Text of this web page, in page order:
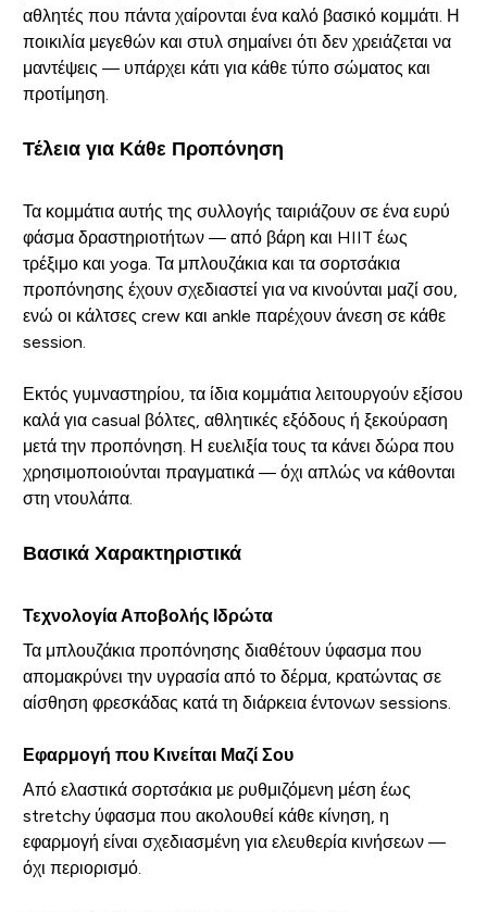
αθλητές που πάντα χαίρονται ένα καλό βασικό κομμάτι. Η
ποικιλία μεγεθών και στυλ σημαίνει ότι δεν χρειάζεται να
μαντέψεις — υπάρχει κάτι για κάθε τύπο σώματος και
προτίμηση.
Τέλεια για Κάθε Προπόνηση
Τα κομμάτια αυτής της συλλογής ταιριάζουν σε ένα ευρύ
φάσμα δραστηριοτήτων — από βάρη και HIIT έως
τρέξιμο και yoga. Τα μπλουζάκια και τα σορτσάκια
προπόνησης έχουν σχεδιαστεί για να κινούνται μαζί σου,
ενώ οι κάλτσες crew και ankle παρέχουν άνεση σε κάθε
session.
Εκτός γυμναστηρίου, τα ίδια κομμάτια λειτουργούν εξίσου
καλά για casual βόλτες, αθλητικές εξόδους ή ξεκούραση
μετά την προπόνηση. Η ευελιξία τους τα κάνει δώρα που
χρησιμοποιούνται πραγματικά — όχι απλώς να κάθονται
στη ντουλάπα.
Βασικά Χαρακτηριστικά
Τεχνολογία Αποβολής Ιδρώτα
Τα μπλουζάκια προπόνησης διαθέτουν ύφασμα που
απομακρύνει την υγρασία από το δέρμα, κρατώντας σε
αίσθηση φρεσκάδας κατά τη διάρκεια έντονων sessions.
Εφαρμογή που Κινείται Μαζί Σου
Από ελαστικά σορτσάκια με ρυθμιζόμενη μέση έως
stretchy ύφασμα που ακολουθεί κάθε κίνηση, η
εφαρμογή είναι σχεδιασμένη για ελευθερία κινήσεων —
όχι περιορισμό.